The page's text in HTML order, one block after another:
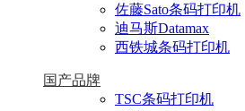
佐藤Sato条码打印机
迪马斯Datamax
西铁城条码打印机
国产品牌
TSC条码打印机